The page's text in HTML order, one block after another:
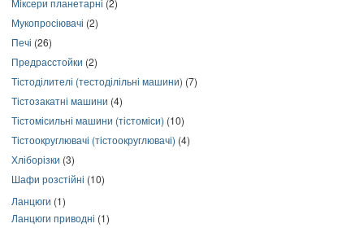
Міксери планетарні (2)
Мукопросіювачі (2)
Печі (26)
Предрасстойки (2)
Тістоділителі (тестоділільні машини) (7)
Тістозакатні машини (4)
Тістомісильні машини (тістоміси) (10)
Тістоокруглювачі (тістоокруглювачі) (4)
Хліборізки (3)
Шафи розстійні (10)
Ланцюги (1)
Ланцюги приводні (1)